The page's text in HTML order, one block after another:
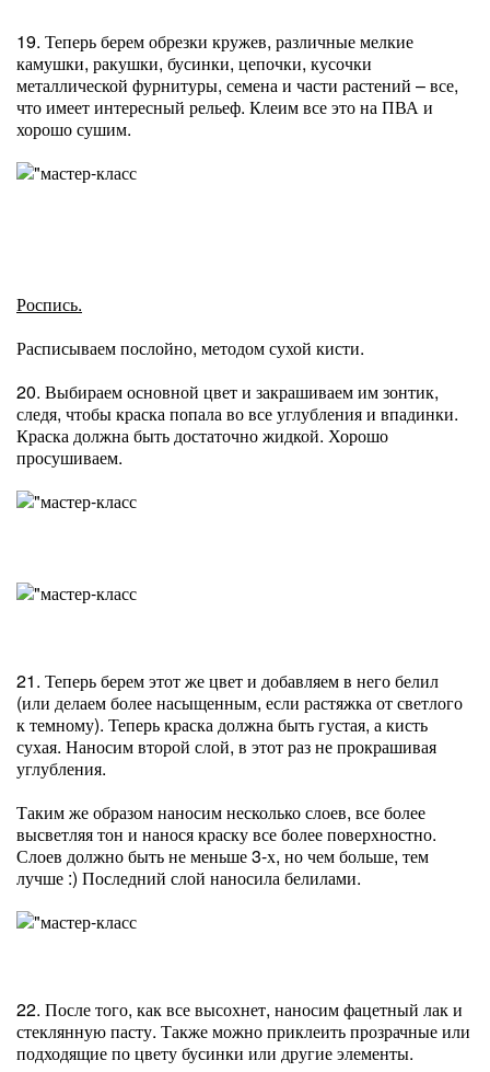
19. Теперь берем обрезки кружев, различные мелкие
камушки, ракушки, бусинки, цепочки, кусочки
металлической фурнитуры, семена и части растений – все,
что имеет интересный рельеф. Клеим все это на ПВА и
хорошо сушим.
Роспись.
Расписываем послойно, методом сухой кисти.
20. Выбираем основной цвет и закрашиваем им зонтик,
следя, чтобы краска попала во все углубления и впадинки.
Краска должна быть достаточно жидкой. Хорошо
просушиваем.
21. Теперь берем этот же цвет и добавляем в него белил
(или делаем более насыщенным, если растяжка от светлого
к темному). Теперь краска должна быть густая, а кисть
сухая. Наносим второй слой, в этот раз не прокрашивая
углубления.
Таким же образом наносим несколько слоев, все более
высветляя тон и нанося краску все более поверхностно.
Слоев должно быть не меньше 3-х, но чем больше, тем
лучше :) Последний слой наносила белилами.
22. После того, как все высохнет, наносим фацетный лак и
стеклянную пасту. Также можно приклеить прозрачные или
подходящие по цвету бусинки или другие элементы.